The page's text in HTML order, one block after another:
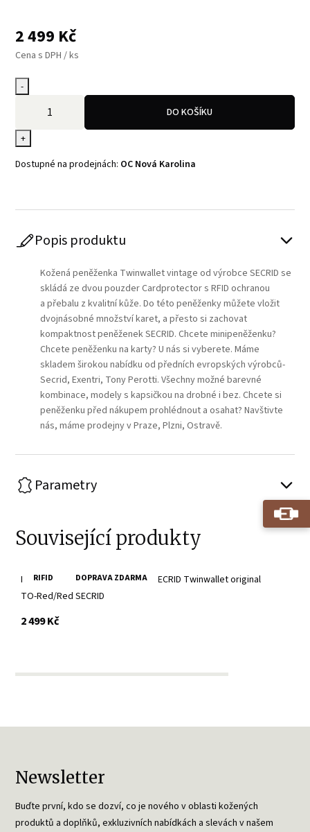
2 499 Kč
Cena s DPH / ks
-
+
DO KOŠÍKU
Dostupné na prodejnách: OC Nová Karolina
Popis produktu
Kožená peněženka Twinwallet vintage od výrobce SECRID se
skládá ze dvou pouzder Cardprotector s RFID ochranou
a přebalu z kvalitní kůže. Do této peněženky můžete vložit
dvojnásobné množství karet, a přesto si zachovat
kompaktnost peněženek SECRID. Chcete minipeněženku?
Chcete peněženku na karty? U nás si vyberete. Máme
skladem širokou nabídku od předních evropských výrobců-
Secrid, Exentri, Tony Perotti. Všechny možné barevné
kombinace, modely s kapsičkou na drobné i bez. Chcete si
peněženku před nákupem prohlédnout a osahat? Navštivte
nás, máme prodejny v Praze, Plzni, Ostravě.
Parametry
Související produkty
RIFID DOPRAVA ZDARMA
Kožená červená minipeněženka SECRID Twinwallet original
TO-Red/Red SECRID
2 499 Kčs DPH
Newsletter
Buďte první, kdo se dozví, co je nového v oblasti kožených
produktů a doplňků, exkluzivních nabídkách a slevách v našem